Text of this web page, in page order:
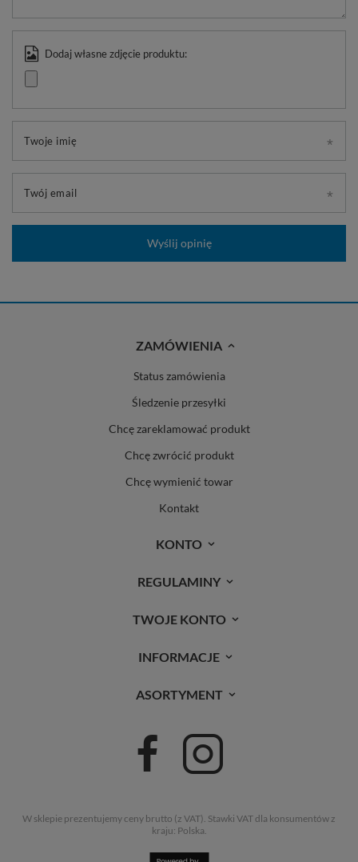
Dodaj własne zdjęcie produktu:
Twoje imię
Twój email
Wyślij opinię
ZAMÓWIENIA
Status zamówienia
Śledzenie przesyłki
Chcę zareklamować produkt
Chcę zwrócić produkt
Chcę wymienić towar
Kontakt
KONTO
REGULAMINY
TWOJE KONTO
INFORMACJE
ASORTYMENT
W sklepie prezentujemy ceny brutto (z VAT). Stawki VAT dla konsumentów z
kraju: Polska